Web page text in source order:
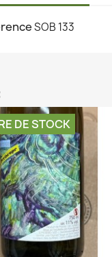
SOB 133
DE STOCK